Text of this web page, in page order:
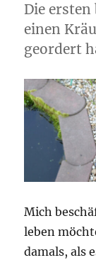
Die
einen
geordert
Mich
leben
damals, als